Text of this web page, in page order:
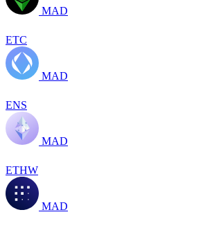
MAD
ETC
MAD
ENS
MAD
ETHW
MAD